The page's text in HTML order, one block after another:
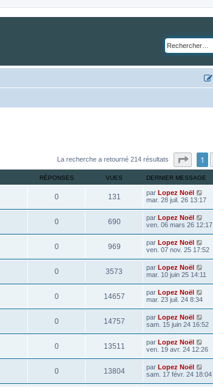
La recherche a retourné 214 résultats Page1
RÉPONSES VUES DERNIER MESSAGE
0 131 par Lopez Noël
mar. 28 juil. 26 13:17
0 690 par Lopez Noël
ven. 06 mars 26 12:17
0 969 par Lopez Noël
ven. 07 nov. 25 17:52
0 3573 par Lopez Noël
mar. 10 juin 25 14:11
0 14657 par Lopez Noël
mar. 23 juil. 24 8:34
0 14757 par Lopez Noël
sam. 15 juin 24 16:52
0 13511 par Lopez Noël
ven. 19 avr. 24 12:26
0 13804 par Lopez Noël
sam. 17 févr. 24 18:04